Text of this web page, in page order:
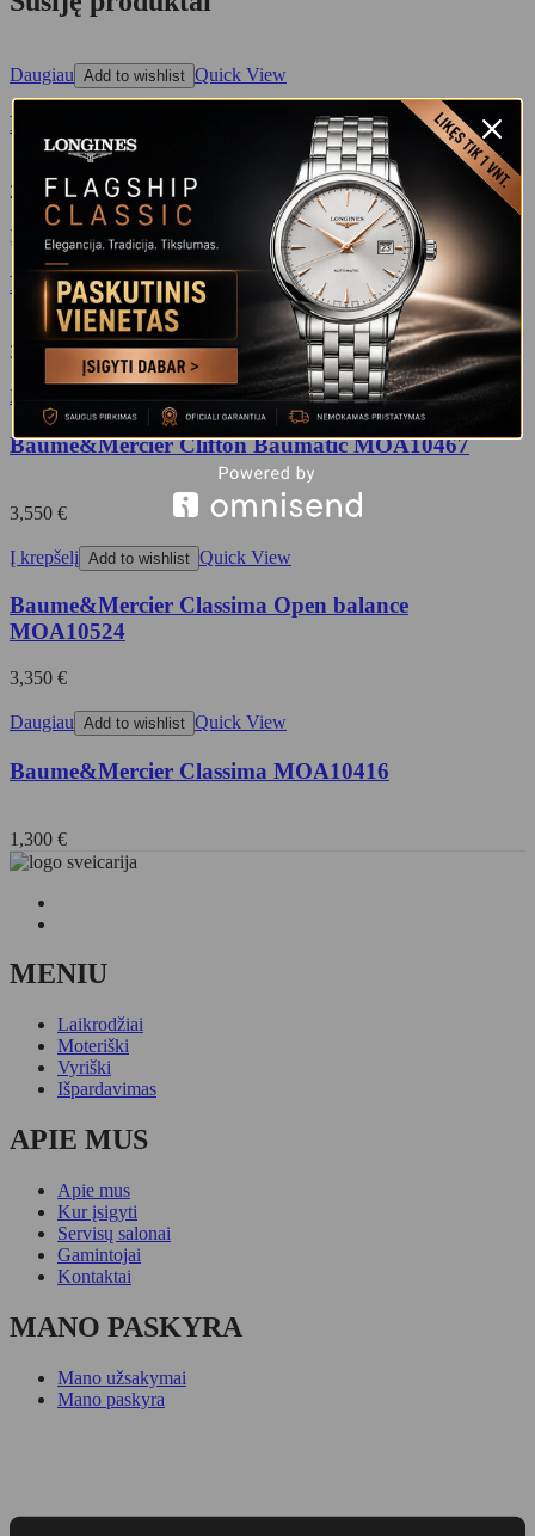
Daugiau Add to wishlist Quick View
Baume&Mercier Hampton MOA10474
2,450 €
Į krepšelį Add to wishlist Quick View
Baume&Mercier Clifton Baumatic MOA10468
3,700€
Daugiau Add to wishlist Quick View
Baume&Mercier Clifton Baumatic MOA10467
3,550 €
Į krepšelį Add to wishlist Quick View
Baume&Mercier Classima Open balance
MOA10524
3,350 €
Daugiau Add to wishlist Quick View
Baume&Mercier Classima MOA10416
1,300 €
MENIU
Laikrodžiai
Moteriški
Vyriški
Išpardavimas
APIE MUS
Apie mus
Kur įsigyti
Servisų salonai
Gamintojai
Kontaktai
MANO PASKYRA
Mano užsakymai
Mano paskyra